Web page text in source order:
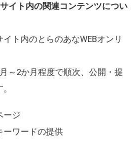
イト内の関連コンテンツについ
ト内のとらのあなWEBオンリ
～2か月程度で順次、公開・提
ージ
ーワードの提供